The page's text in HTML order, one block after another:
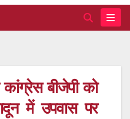
बीजेपी को
में उपवास पर